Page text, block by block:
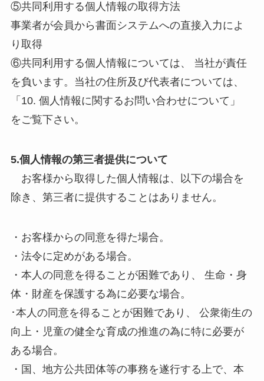
⑤共同利用する個人情報の取得方法
事業者が会員から書面システムへの直接入力によ
り取得
⑥共同利用する個人情報については、 当社が責任
を負います。当社の住所及び代表者については、
「10. 個人情報に関するお問い合わせについて」
をご覧下さい。
5.個人情報の第三者提供について
お客様から取得した個人情報は、以下の場合を
除き、第三者に提供することはありません。
・お客様からの同意を得た場合。
・法令に定めがある場合。
・本人の同意を得ることが困難であり、 生命・身
体・財産を保護する為に必要な場合。
･本人の同意を得ることが困難であり、 公衆衛生の
向上・児童の健全な育成の推進の為に特に必要が
ある場合。
・国、地方公共団体等の事務を遂行する上で、本